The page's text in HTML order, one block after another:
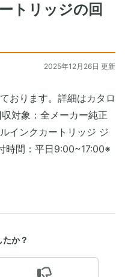
トリッジの回
2025年12月26日 更新
おります。詳細はカタロ
対象：全メーカー純正
インクカートリッジ ジ
間：平日9:00~17:00※
か？